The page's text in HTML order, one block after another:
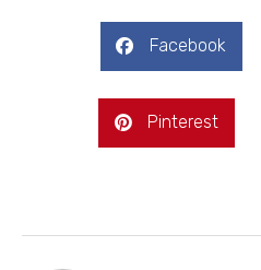
Facebook
Pinterest